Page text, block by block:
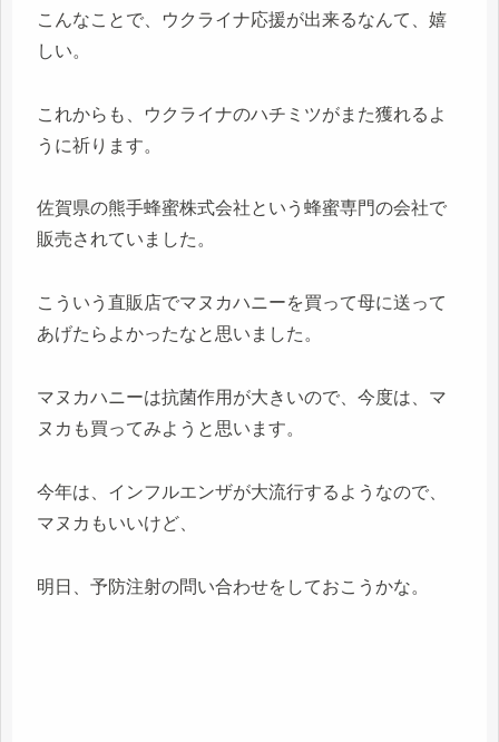
こんなことで、ウクライナ応援が出来るなんて、嬉
しい。
これからも、ウクライナのハチミツがまた獲れるよ
うに祈ります。
佐賀県の熊手蜂蜜株式会社という蜂蜜専門の会社で
販売されていました。
こういう直販店でマヌカハニーを買って母に送って
あげたらよかったなと思いました。
マヌカハニーは抗菌作用が大きいので、今度は、マ
ヌカも買ってみようと思います。
今年は、インフルエンザが大流行するようなので、
マヌカもいいけど、
明日、予防注射の問い合わせをしておこうかな。